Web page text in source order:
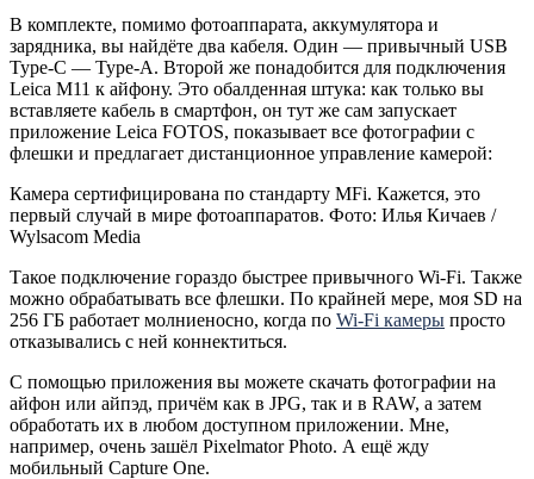
В комплекте, помимо фотоаппарата, аккумулятора и
зарядника, вы найдёте два кабеля. Один — привычный USB
Type-C — Type-A. Второй же понадобится для подключения
Leica M11 к айфону. Это обалденная штука: как только вы
вставляете кабель в смартфон, он тут же сам запускает
приложение Leica FOTOS, показывает все фотографии с
флешки и предлагает дистанционное управление камерой:
Камера сертифицирована по стандарту MFi. Кажется, это
первый случай в мире фотоаппаратов. Фото: Илья Кичаев /
Wylsacom Media
Такое подключение гораздо быстрее привычного Wi-Fi. Также
можно обрабатывать все флешки. По крайней мере, моя SD на
256 ГБ работает молниеносно, когда по Wi-Fi камеры просто
отказывались с ней коннектиться.
С помощью приложения вы можете скачать фотографии на
айфон или айпэд, причём как в JPG, так и в RAW, а затем
обработать их в любом доступном приложении. Мне,
например, очень зашёл Pixelmator Photo. А ещё жду
мобильный Capture One.